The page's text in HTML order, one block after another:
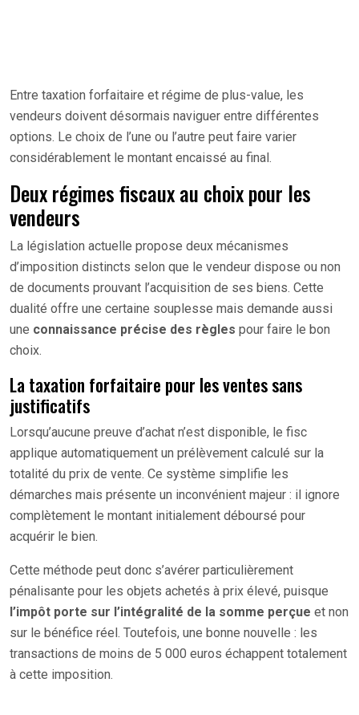
Entre taxation forfaitaire et régime de plus-value, les
vendeurs doivent désormais naviguer entre différentes
options. Le choix de l’une ou l’autre peut faire varier
considérablement le montant encaissé au final.
Deux régimes fiscaux au choix pour les
vendeurs
La législation actuelle propose deux mécanismes
d’imposition distincts selon que le vendeur dispose ou non
de documents prouvant l’acquisition de ses biens. Cette
dualité offre une certaine souplesse mais demande aussi
une connaissance précise des règles pour faire le bon
choix.
La taxation forfaitaire pour les ventes sans
justificatifs
Lorsqu’aucune preuve d’achat n’est disponible, le fisc
applique automatiquement un prélèvement calculé sur la
totalité du prix de vente. Ce système simplifie les
démarches mais présente un inconvénient majeur : il ignore
complètement le montant initialement déboursé pour
acquérir le bien.
Cette méthode peut donc s’avérer particulièrement
pénalisante pour les objets achetés à prix élevé, puisque
l’impôt porte sur l’intégralité de la somme perçue et non
sur le bénéfice réel. Toutefois, une bonne nouvelle : les
transactions de moins de 5 000 euros échappent totalement
à cette imposition.